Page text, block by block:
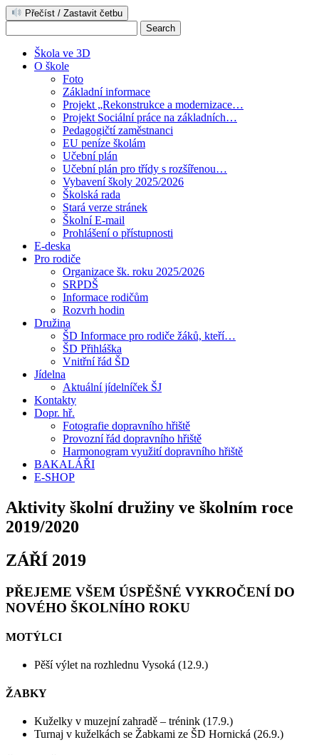
Přečíst / Zastavit četbu
Škola ve 3D
O škole
Foto
Základní informace
Projekt „Rekonstrukce a modernizace…
Projekt Sociální práce na základních…
Pedagogičtí zaměstnanci
EU peníze školám
Učební plán
Učební plán pro třídy s rozšířenou…
Vybavení školy 2025/2026
Školská rada
Stará verze stránek
Školní E-mail
Prohlášení o přístupnosti
E-deska
Pro rodiče
Organizace šk. roku 2025/2026
SRPDŠ
Informace rodičům
Rozvrh hodin
Družina
ŠD Informace pro rodiče žáků, kteří…
ŠD Přihláška
Vnitřní řád ŠD
Jídelna
Aktuální jídelníček ŠJ
Kontakty
Dopr. hř.
Fotografie dopravního hřiště
Provozní řád dopravního hřiště
Harmonogram využití dopravního hřiště
BAKALÁŘI
E-SHOP
Aktivity školní družiny ve školním roce
2019/2020
ZÁŘÍ 2019
PŘEJEME VŠEM ÚSPĚŠNÉ VYKROČENÍ DO
NOVÉHO ŠKOLNÍHO ROKU
MOTÝLCI
Pěší výlet na rozhlednu Vysoká (12.9.)
ŽABKY
Kuželky v muzejní zahradě – trénink (17.9.)
Turnaj v kuželkách se Žabkami ze ŠD Hornická (26.9.)